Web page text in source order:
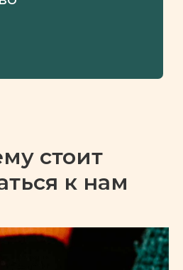
стоит
к нам
и восхищения